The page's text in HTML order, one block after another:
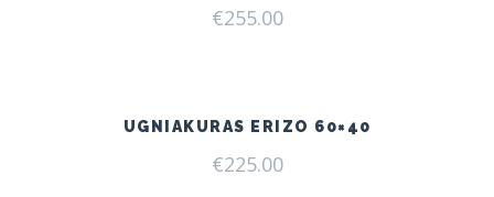
€255.00
UGNIAKURAS ERIZO 60×40
€225.00